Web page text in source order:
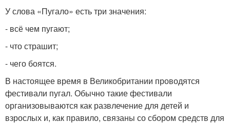
У слова «Пугало» есть три значения:
- всё чем пугают;
- что страшит;
- чего боятся.
В настоящее время в Великобритании проводятся
фестивали пугал. Обычно такие фестивали
организовываются как развлечение для детей и
взрослых и, как правило, связаны со сбором средств для